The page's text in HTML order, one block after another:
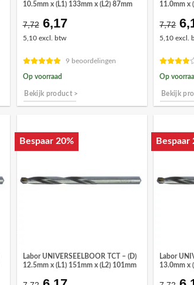
10.5mm x (L1) 133mm x (L2) 87mm
7,72 Oorspronkelijke
prijs
€7,72.
6,17Huidige
€6,17.
5,10 excl. btw
9 beoordelingen
Op voorraad
Bekijk product >
11.0mm x
7,72
5,10 excl.
Op
Bekijk
Bespaar 20%
Labor UNIVERSEELBOOR TCT – (D)
12.5mm x (L1) 151mm x (L2) 101mm
Bespaar
Labor
13.0mm x